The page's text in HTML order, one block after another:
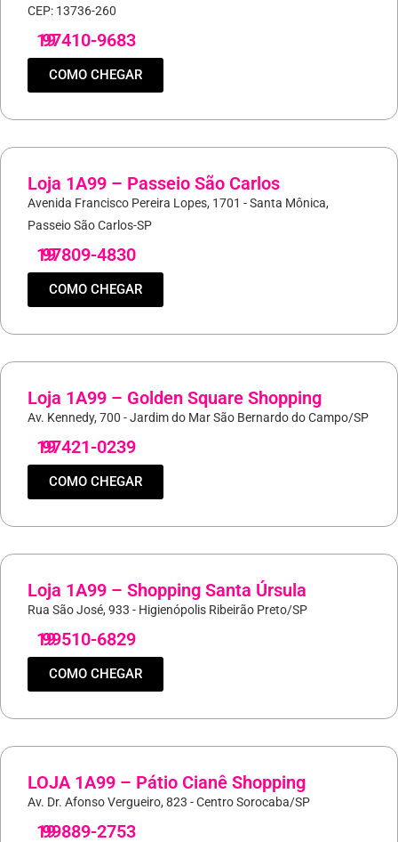
CEP: 13736-260
19
97410-9683
COMO CHEGAR
Loja 1A99 – Passeio São Carlos
Avenida Francisco Pereira Lopes, 1701 - Santa Mônica,
Passeio São Carlos-SP
19
97809-4830
COMO CHEGAR
Loja 1A99 – Golden Square Shopping
Av. Kennedy, 700 - Jardim do Mar São Bernardo do Campo/SP
19
97421-0239
COMO CHEGAR
Loja 1A99 – Shopping Santa Úrsula
Rua São José, 933 - Higienópolis Ribeirão Preto/SP
19
99510-6829
COMO CHEGAR
LOJA 1A99 – Pátio Cianê Shopping
Av. Dr. Afonso Vergueiro, 823 - Centro Sorocaba/SP
19
99889-2753